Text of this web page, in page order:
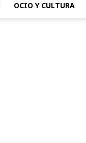
OCIO Y CULTURA